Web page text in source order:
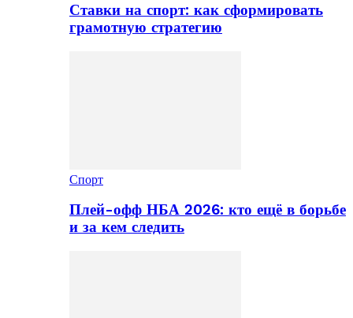
Ставки на спорт: как сформировать
грамотную стратегию
Спорт
Плей-офф НБА 2026: кто ещё в борьбе
и за кем следить